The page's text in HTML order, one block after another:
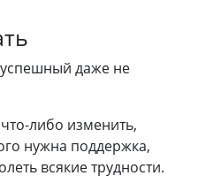
даже не
либо изменить,
нужна поддержка,
всякие трудности.